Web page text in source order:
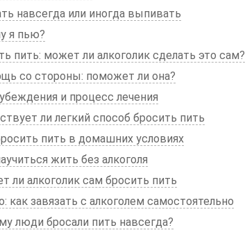
навсегда или иногда выпивать
я пью?
пить: может ли алкоголик сделать это сам?
со стороны: поможет ли она?
и процесс лечения
ли легкий способ бросить пить
пить в домашних условиях
жить без алкоголя
ли алкоголик сам бросить пить
как завязать с алкоголем самостоятельно
люди бросали пить навсегда?